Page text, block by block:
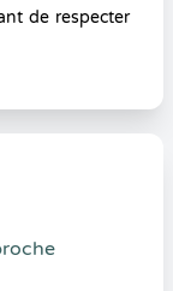
de respecter